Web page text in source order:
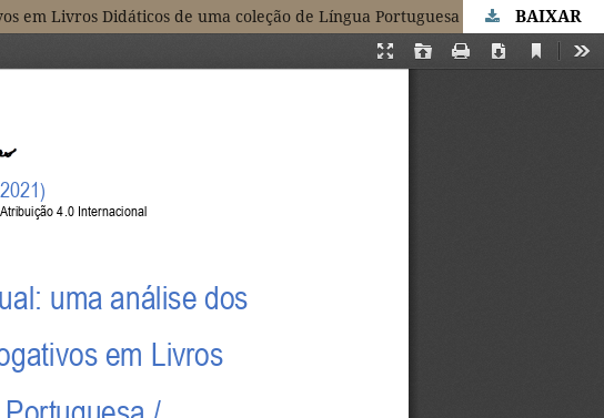
em Livros Didáticos de uma coleção de Língua Portuguesa BAIXAR